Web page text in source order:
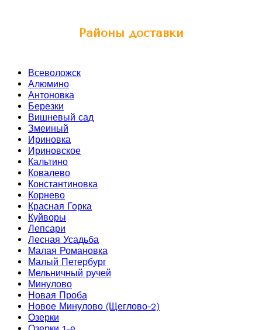
Районы доставки
Всеволожск
Алюмино
Антоновка
Березки
Вишневый сад
Змеиный
Ириновка
Ириновское
Кальтино
Ковалево
Константиновка
Корнево
Красная Горка
Куйворы
Лепсари
Лесная Усадьба
Малая Романовка
Малый Петербург
Мельничный ручей
Минулово
Новая Проба
Новое Минулово (Щеглово-2)
Озерки